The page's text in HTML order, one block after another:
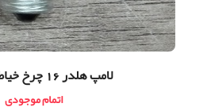
لامپ هلدر 16 چرخ خياطي قديمي
اتمام موجودی